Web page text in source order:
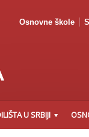
Osnovne škole
U SRBIJI